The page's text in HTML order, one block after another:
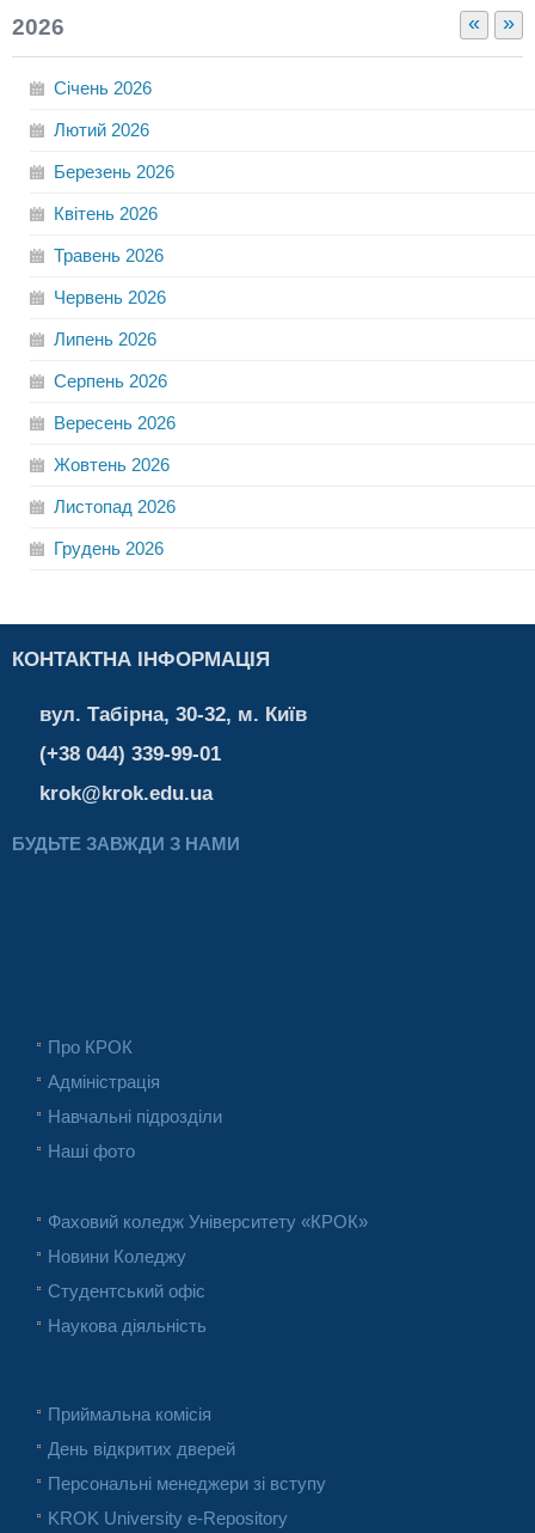
« »
2026
Січень 2026
Лютий 2026
Березень 2026
Квітень 2026
Травень 2026
Червень 2026
Липень 2026
Серпень 2026
Вересень 2026
Жовтень 2026
Листопад 2026
Грудень 2026
КОНТАКТНА ІНФОРМАЦІЯ
вул. Табірна, 30-32, м. Київ
(+38 044) 339-99-01
krok@krok.edu.ua
БУДЬТЕ ЗАВЖДИ З НАМИ
Про КРОК
Адміністрація
Навчальні підрозділи
Наші фото
Фаховий коледж Університету «КРОК»
Новини Коледжу
Студентський офіс
Наукова діяльність
Приймальна комісія
День відкритих дверей
Персональні менеджери зі вступу
KROK University e-Repository